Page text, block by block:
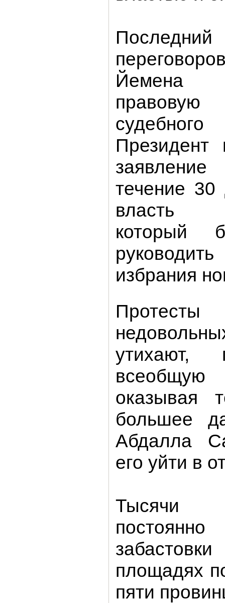
Йемена
судебного
Президент
течение
власть
который
избрания
утихают,
оказывая
большее
Абдалла
его уйти в
Тысячи
площадях
пяти